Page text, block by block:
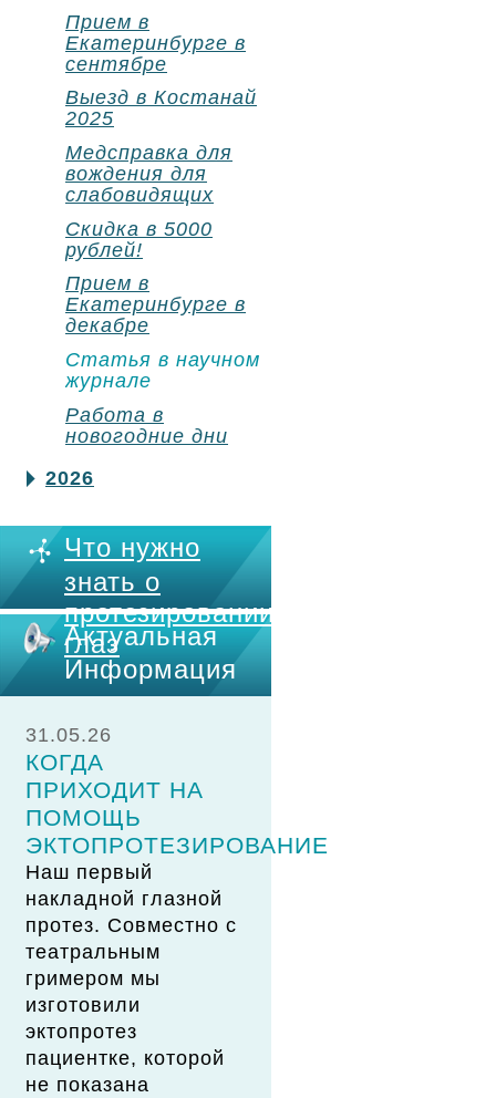
Прием в
Екатеринбурге в
сентябре
Выезд в Костанай
2025
Медсправка для
вождения для
слабовидящих
Скидка в 5000
рублей!
Прием в
Екатеринбурге в
декабре
Статья в научном
журнале
Работа в
новогодние дни
2026
Что нужно
знать о
протезировании
глаз
Актуальная
Информация
31.05.26
КОГДА
ПРИХОДИТ НА
ПОМОЩЬ
ЭКТОПРОТЕЗИРОВАНИЕ
Наш первый
накладной глазной
протез. Совместно с
театральным
гримером мы
изготовили
эктопротез
пациентке, которой
не показана